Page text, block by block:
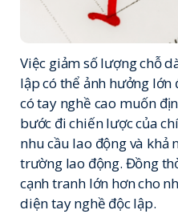
Việc giảm số lượng chỗ
lập có thể ảnh hưởng
có tay nghề cao muốn
bước đi chiến lược của
nhu cầu lao động và khả
trường lao động. Đồng
cạnh tranh lớn hơn cho
diện tay nghề độc lập.